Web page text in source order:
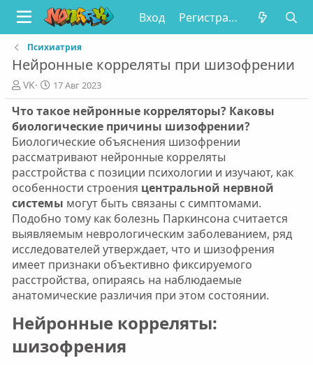
Вход Регистрация
Психиатрия
Нейронные корреляты при шизофрении
А
в
т
о
р
VK
Д
а
т
а
п
у
б
л
и
к
а
ц
и
17 Авг 2023
Что такое нейронные корреляторы? Каковы
биологические причины шизофрении?
Биологические объяснения шизофрении
рассматривают нейронные корреляты
расстройства с позиции психологии и изучают, как
особенности строения центральной нервной
системы могут быть связаны с симптомами.
Подобно тому как болезнь Паркинсона считается
выявляемым неврологическим заболеванием, ряд
исследователей утверждает, что и шизофрения
имеет признаки объективно фиксируемого
расстройства, опираясь на наблюдаемые
анатомические различия при этом состоянии.
Нейронные корреляты:
шизофрения​